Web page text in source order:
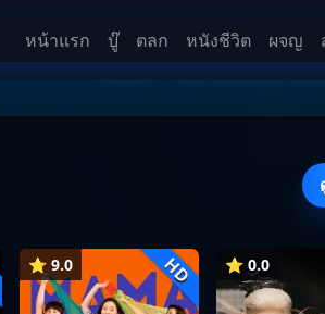
หน้าแรก บู๊ ตลก หนังชีวิต ผจญ
⭐ 9.0 HD ⭐ 0.0